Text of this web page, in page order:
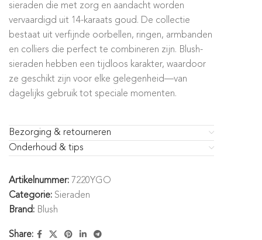
sieraden die met zorg en aandacht worden
vervaardigd uit 14-karaats goud. De collectie
bestaat uit verfijnde oorbellen, ringen, armbanden
en colliers die perfect te combineren zijn. Blush-
sieraden hebben een tijdloos karakter, waardoor
ze geschikt zijn voor elke gelegenheid—van
dagelijks gebruik tot speciale momenten.
Bezorging & retourneren
Onderhoud & tips
Artikelnummer: 7220YGO
Categorie: Sieraden
Brand: Blush
Share: